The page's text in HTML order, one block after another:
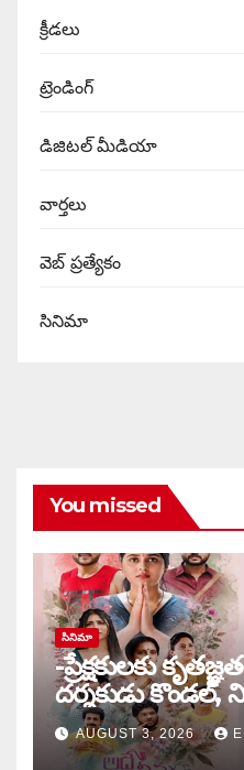
క్రీడలు
ట్రెండింగ్
డిజిటల్ మీడియా
వార్త‌లు
వెబ్ ప్రత్యేకం
సినిమా
You missed
సినిమా
-ప్రేక్షకులకు
దర్శకుడు కొండల్,
కాండ్రేగుల
AUGUST 3, 2026